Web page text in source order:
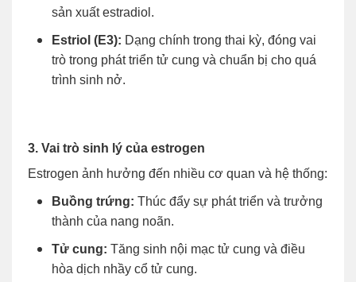
sản xuất estradiol.
Estriol (E3): Dạng chính trong thai kỳ, đóng vai
trò trong phát triển tử cung và chuẩn bị cho quá
trình sinh nở.
3. Vai trò sinh lý của estrogen
Estrogen ảnh hưởng đến nhiều cơ quan và hệ thống:
Buồng trứng: Thúc đẩy sự phát triển và trưởng
thành của nang noãn.
Tử cung: Tăng sinh nội mạc tử cung và điều
hòa dịch nhầy cổ tử cung.